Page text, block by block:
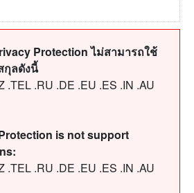
Protection ไม่สามารถใช้
กุลดังนี้
.TEL .RU .DE .EU .ES .IN .AU
is not support
.TEL .RU .DE .EU .ES .IN .AU